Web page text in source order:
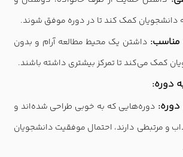
دانشجویان کمک کند تا در دوره موفق شوند.
مناسب: داشتن یک محیط مطالعه آرام و بدون
کمک می‌کند تا تمرکز بیشتری داشته باشند.
دوره:
دوره‌هایی که به خوبی طراحی شده‌اند و
و مرتبطی دارند، احتمال موفقیت دانشجویان